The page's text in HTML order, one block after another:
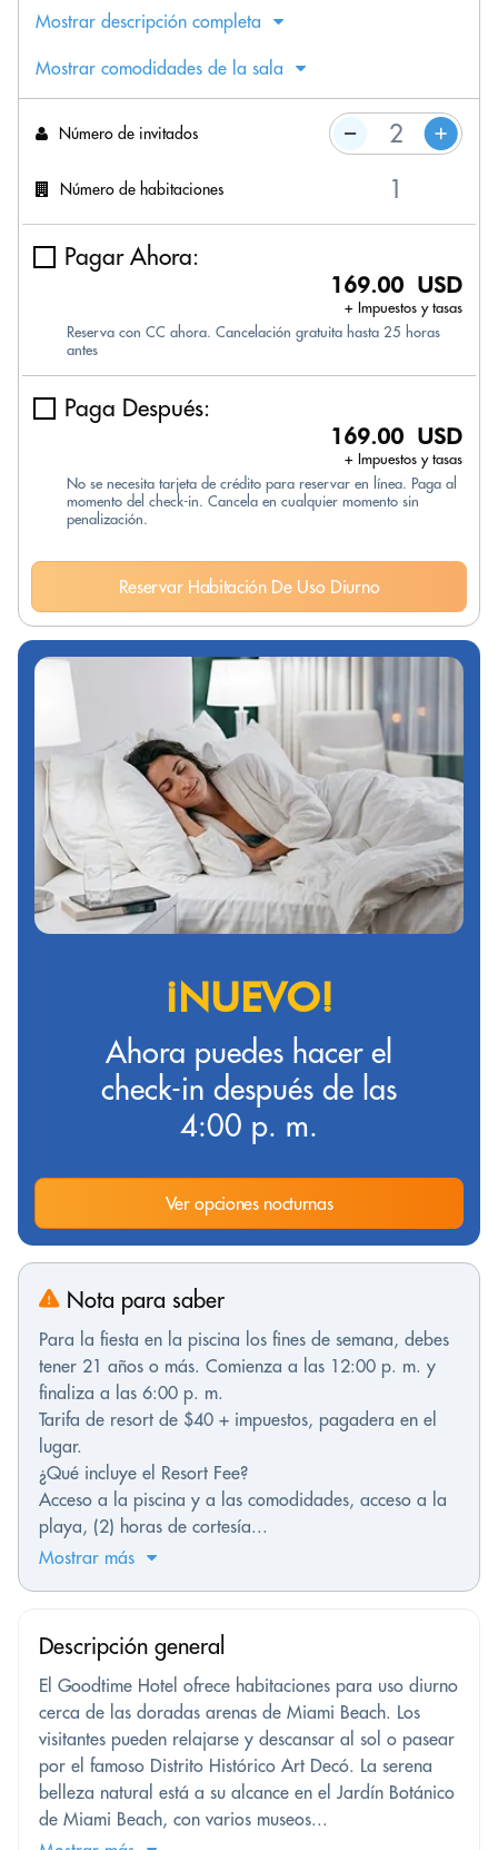
Mostrar descripción completa
Mostrar comodidades de la sala
Número de invitados
Número de habitaciones
Pagar Ahora:
169.00 USD
+ Impuestos y tasas
Reserva con CC ahora. Cancelación gratuita hasta 25 horas
antes
Paga Después:
169.00 USD
+ Impuestos y tasas
No se necesita tarjeta de crédito para reservar en línea. Paga al
momento del check-in. Cancela en cualquier momento sin
penalización.
Reservar Habitación De Uso Diurno
¡NUEVO!
Ahora puedes hacer el
check-in después de las
4:00 p. m.
Ver opciones nocturnas
Nota para saber
Para la fiesta en la piscina los fines de semana, debes
tener 21 años o más. Comienza a las 12:00 p. m. y
finaliza a las 6:00 p. m.
Tarifa de resort de $40 + impuestos, pagadera en el
lugar.
¿Qué incluye el Resort Fee?
Acceso a la piscina y a las comodidades, acceso a la
playa, (2) horas de cortesía...
Mostrar más
Descripción general
El Goodtime Hotel ofrece habitaciones para uso diurno
cerca de las doradas arenas de Miami Beach. Los
visitantes pueden relajarse y descansar al sol o pasear
por el famoso Distrito Histórico Art Decó. La serena
belleza natural está a su alcance en el Jardín Botánico
de Miami Beach, con varios museos...